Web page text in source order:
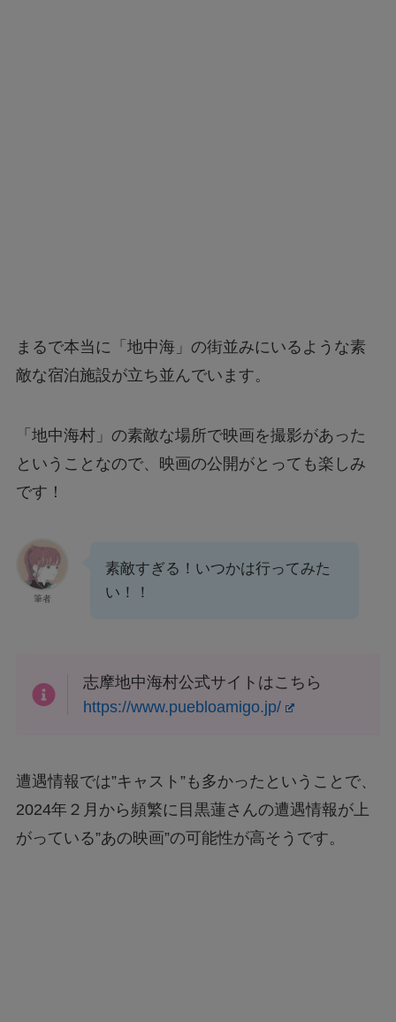
まるで本当に「地中海」の街並みにいるような素
敵な宿泊施設が立ち並んでいます。
「地中海村」の素敵な場所で映画を撮影があった
ということなので、映画の公開がとっても楽しみ
です！
筆者
素敵すぎる！いつかは行ってみた
い！！
志摩地中海村公式サイトはこちら
https://www.puebloamigo.jp/
遭遇情報では”キャスト”も多かったということで、
2024年２月から頻繁に目黒蓮さんの遭遇情報が上
がっている”あの映画”の可能性が高そうです。